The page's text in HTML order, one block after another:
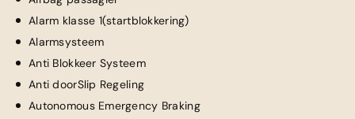
Alarm klasse 1(startblokkering)
Alarmsysteem
Anti Blokkeer Systeem
Anti doorSlip Regeling
Autonomous Emergency Braking